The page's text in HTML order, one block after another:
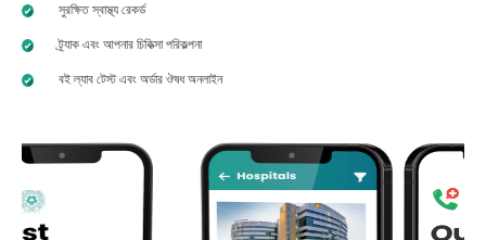
সুরক্ষিত স্বাস্থ্য রেকর্ড
ট্র্যাক এবং আপনার চিকিত্সা পরিকল্পনা
বই ল্যাব টেস্ট এবং অর্ডার ঔষধ অনলাইন